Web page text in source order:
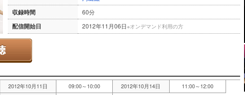
収録時間 60分
配信開始日 2012年11月06日※オンデマンド利用の方
2012年10月11日 09:00～10:00 2012年10月14日
11:00～12:00